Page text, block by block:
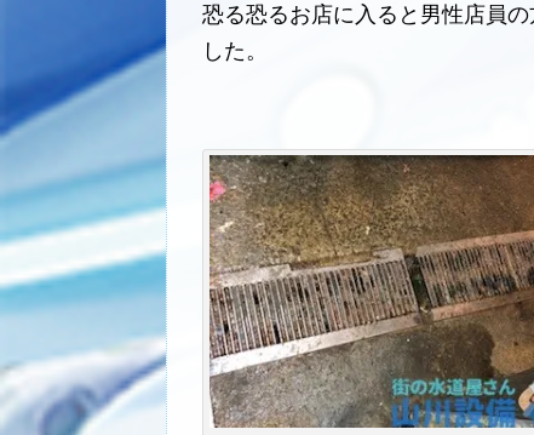
恐る恐るお店に入ると男性店員
した。